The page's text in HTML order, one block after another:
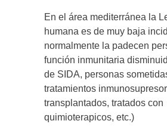
En el área mediterránea la
humana es de muy baja
normalmente la padecen
función inmunitaria
de SIDA, personas
tratamientos
transplantados, tratados con
quimioterapicos, etc.)